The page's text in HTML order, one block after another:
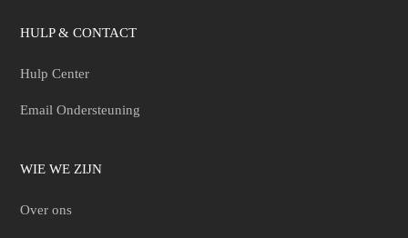
HULP & CONTACT
Hulp Center
Email Ondersteuning
WIE WE ZIJN
Over ons